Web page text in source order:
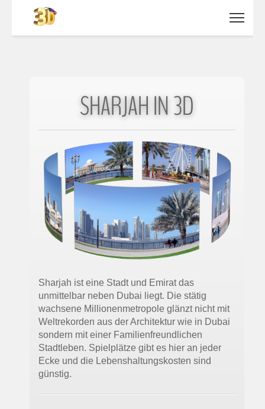
SHARJAH IN 3D
Sharjah ist eine Stadt und Emirat das
unmittelbar neben Dubai liegt. Die stätig
wachsene Millionenmetropole glänzt nicht mit
Weltrekorden aus der Architektur wie in Dubai
sondern mit einer Familienfreundlichen
Stadtleben. Spielplätze gibt es hier an jeder
Ecke und die Lebenshaltungskosten sind
günstig.